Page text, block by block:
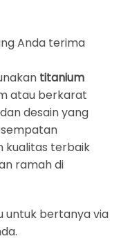
Anda terima
titanium
atau berkarat
desain yang
kualitas terbaik
ramah di
untuk bertanya via